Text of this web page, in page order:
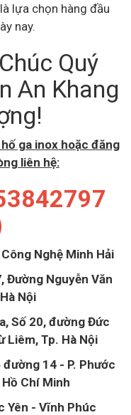
lựa chọn hàng đầu
nay.
Quý
An Khang
ga inox hoặc đăng
liên hệ:
Nghệ Minh Hải
Đường Nguyễn Văn
Nội
Số 20, đường Đức
Liêm, Tp. Hà Nội
14 - P. Phước
Chí Minh
Yên - Vĩnh Phúc